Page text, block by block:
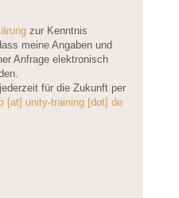
zur Kenntnis
meine Angaben und
Anfrage elektronisch
für die Zukunft per
[at] unity-training [dot] de